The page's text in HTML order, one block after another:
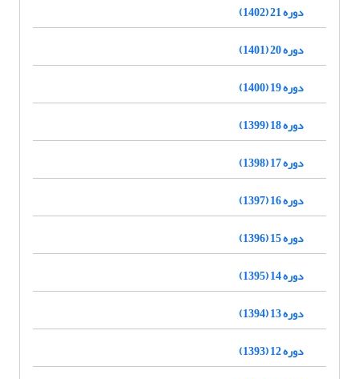
دوره 21 (1402)
دوره 20 (1401)
دوره 19 (1400)
دوره 18 (1399)
دوره 17 (1398)
دوره 16 (1397)
دوره 15 (1396)
دوره 14 (1395)
دوره 13 (1394)
دوره 12 (1393)